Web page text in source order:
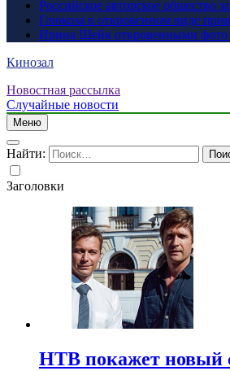
Российское авторское общество
Глюкоза в откровенном виде
Ирина Шейк откровенными фото
Кинозал
Новостная рассылка
Случайные новости
Меню
Найти:
Заголовки
НТВ покажет новый